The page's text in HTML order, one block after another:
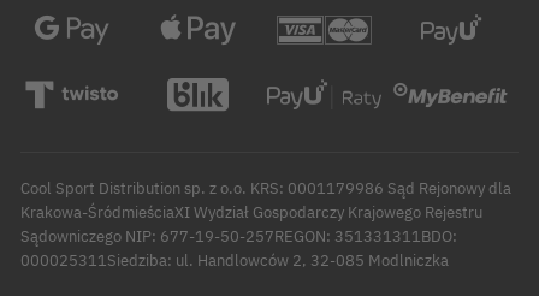
Cool Sport Distribution sp. z o.o. KRS: 0001179986 Sąd Rejonowy dla
Krakowa-ŚródmieściaXI Wydział Gospodarczy Krajowego Rejestru
Sądowniczego NIP: 677-19-50-257REGON: 351331311BDO:
000025311Siedziba: ul. Handlowców 2, 32-085 Modlniczka